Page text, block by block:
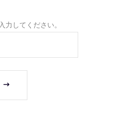
力してください。